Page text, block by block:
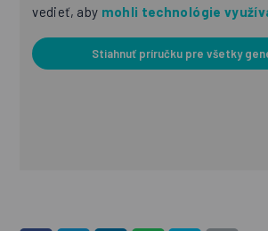
vedieť, aby mohli technológie
Stiahnuť príručku pre všetky